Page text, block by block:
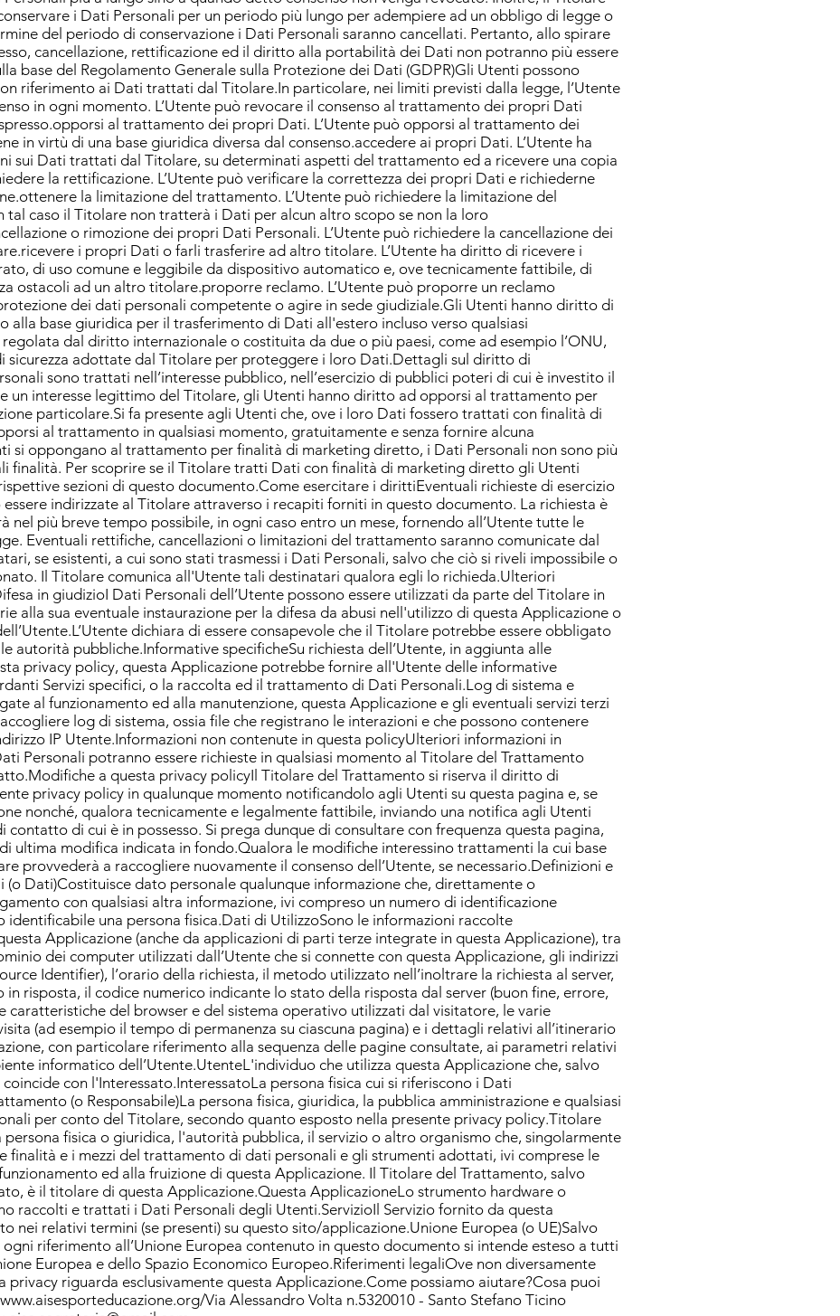
i Dati Personali per un periodo più lungo per adempiere ad un obbligo di legge o
del periodo di conservazione i Dati Personali saranno cancellati. Pertanto, allo spirare
cancellazione, rettificazione ed il diritto alla portabilità dei Dati non potranno più essere
base del Regolamento Generale sulla Protezione dei Dati (GDPR)Gli Utenti possono
riferimento ai Dati trattati dal Titolare.In particolare, nei limiti previsti dalla legge, l’Utente
in ogni momento. L’Utente può revocare il consenso al trattamento dei propri Dati
al trattamento dei propri Dati. L’Utente può opporsi al trattamento dei
in virtù di una base giuridica diversa dal consenso.accedere ai propri Dati. L’Utente ha
sui Dati trattati dal Titolare, su determinati aspetti del trattamento ed a ricevere una copia
la rettificazione. L’Utente può verificare la correttezza dei propri Dati e richiederne
la limitazione del trattamento. L’Utente può richiedere la limitazione del
caso il Titolare non tratterà i Dati per alcun altro scopo se non la loro
o rimozione dei propri Dati Personali. L’Utente può richiedere la cancellazione dei
i propri Dati o farli trasferire ad altro titolare. L’Utente ha diritto di ricevere i
di uso comune e leggibile da dispositivo automatico e, ove tecnicamente fattibile, di
ostacoli ad un altro titolare.proporre reclamo. L’Utente può proporre un reclamo
dei dati personali competente o agire in sede giudiziale.Gli Utenti hanno diritto di
alla base giuridica per il trasferimento di Dati all'estero incluso verso qualsiasi
dal diritto internazionale o costituita da due o più paesi, come ad esempio l’ONU,
sicurezza adottate dal Titolare per proteggere i loro Dati.Dettagli sul diritto di
sono trattati nell’interesse pubblico, nell’esercizio di pubblici poteri di cui è investito il
un interesse legittimo del Titolare, gli Utenti hanno diritto ad opporsi al trattamento per
particolare.Si fa presente agli Utenti che, ove i loro Dati fossero trattati con finalità di
al trattamento in qualsiasi momento, gratuitamente e senza fornire alcuna
si oppongano al trattamento per finalità di marketing diretto, i Dati Personali non sono più
finalità. Per scoprire se il Titolare tratti Dati con finalità di marketing diretto gli Utenti
sezioni di questo documento.Come esercitare i dirittiEventuali richieste di esercizio
indirizzate al Titolare attraverso i recapiti forniti in questo documento. La richiesta è
nel più breve tempo possibile, in ogni caso entro un mese, fornendo all’Utente tutte le
Eventuali rettifiche, cancellazioni o limitazioni del trattamento saranno comunicate dal
se esistenti, a cui sono stati trasmessi i Dati Personali, salvo che ciò si riveli impossibile o
Il Titolare comunica all'Utente tali destinatari qualora egli lo richieda.Ulteriori
in giudizioI Dati Personali dell’Utente possono essere utilizzati da parte del Titolare in
alla sua eventuale instaurazione per la difesa da abusi nell'utilizzo di questa Applicazione o
dichiara di essere consapevole che il Titolare potrebbe essere obbligato
autorità pubbliche.Informative specificheSu richiesta dell’Utente, in aggiunta alle
privacy policy, questa Applicazione potrebbe fornire all'Utente delle informative
Servizi specifici, o la raccolta ed il trattamento di Dati Personali.Log di sistema e
al funzionamento ed alla manutenzione, questa Applicazione e gli eventuali servizi terzi
log di sistema, ossia file che registrano le interazioni e che possono contenere
IP Utente.Informazioni non contenute in questa policyUlteriori informazioni in
Personali potranno essere richieste in qualsiasi momento al Titolare del Trattamento
a questa privacy policyIl Titolare del Trattamento si riserva il diritto di
privacy policy in qualunque momento notificandolo agli Utenti su questa pagina e, se
nonché, qualora tecnicamente e legalmente fattibile, inviando una notifica agli Utenti
di cui è in possesso. Si prega dunque di consultare con frequenza questa pagina,
ultima modifica indicata in fondo.Qualora le modifiche interessino trattamenti la cui base
provvederà a raccogliere nuovamente il consenso dell’Utente, se necessario.Definizioni e
Dati)Costituisce dato personale qualunque informazione che, direttamente o
con qualsiasi altra informazione, ivi compreso un numero di identificazione
identificabile una persona fisica.Dati di UtilizzoSono le informazioni raccolte
Applicazione (anche da applicazioni di parti terze integrate in questa Applicazione), tra
dei computer utilizzati dall’Utente che si connette con questa Applicazione, gli indirizzi
Identifier), l’orario della richiesta, il metodo utilizzato nell’inoltrare la richiesta al server,
in risposta, il codice numerico indicante lo stato della risposta dal server (buon fine, errore,
caratteristiche del browser e del sistema operativo utilizzati dal visitatore, le varie
(ad esempio il tempo di permanenza su ciascuna pagina) e i dettagli relativi all’itinerario
con particolare riferimento alla sequenza delle pagine consultate, ai parametri relativi
informatico dell’Utente.UtenteL'individuo che utilizza questa Applicazione che, salvo
con l'Interessato.InteressatoLa persona fisica cui si riferiscono i Dati
(o Responsabile)La persona fisica, giuridica, la pubblica amministrazione e qualsiasi
per conto del Titolare, secondo quanto esposto nella presente privacy policy.Titolare
fisica o giuridica, l'autorità pubblica, il servizio o altro organismo che, singolarmente
finalità e i mezzi del trattamento di dati personali e gli strumenti adottati, ivi comprese le
ed alla fruizione di questa Applicazione. Il Titolare del Trattamento, salvo
è il titolare di questa Applicazione.Questa ApplicazioneLo strumento hardware o
raccolti e trattati i Dati Personali degli Utenti.ServizioIl Servizio fornito da questa
nei relativi termini (se presenti) su questo sito/applicazione.Unione Europea (o UE)Salvo
riferimento all’Unione Europea contenuto in questo documento si intende esteso a tutti
Europea e dello Spazio Economico Europeo.Riferimenti legaliOve non diversamente
privacy riguarda esclusivamente questa Applicazione.Come possiamo aiutare?Cosa puoi
www.aisesporteducazione.org/Via Alessandro Volta n.5320010 - Santo Stefano Ticino